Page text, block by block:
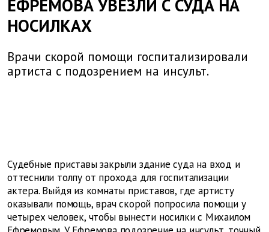
ЕФРЕМОВА УВЕЗЛИ С СУДА НА
НОСИЛКАХ
Врачи скорой помощи госпитализировали
артиста с подозрением на инсульт.
Судебные приставы закрыли здание суда на вход и
оттеснили толпу от прохода для госпитализации
актера. Выйдя из комнаты приставов, где артисту
оказывали помощь, врач скорой попросила помощи у
четырех человек, чтобы вынести носилки с Михаилом